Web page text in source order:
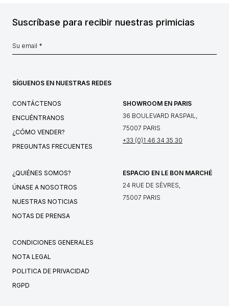
Suscríbase para recibir nuestras primicias
SÍGUENOS EN NUESTRAS REDES
CONTÁCTENOS
ENCUÉNTRANOS
¿CÓMO VENDER?
PREGUNTAS FRECUENTES
SHOWROOM EN PARIS
36 BOULEVARD RASPAIL,
75007 PARIS
+33 (0)1 46 34 35 30
¿QUIÉNES SOMOS?
ÚNASE A NOSOTROS
NUESTRAS NOTICIAS
NOTAS DE PRENSA
ESPACIO EN LE BON MARCHÉ
24 RUE DE SÈVRES,
75007 PARIS
CONDICIONES GENERALES
NOTA LEGAL
POLITICA DE PRIVACIDAD
RGPD